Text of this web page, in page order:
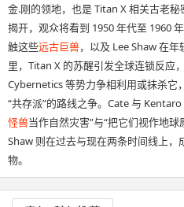
金.刚的领地，也是 Titan X 相关古老
揭开，观众将看到 1950 年代至 1960
触这些远古巨兽，以及 Lee Shaw 在
里，Titan X 的苏醒引发全球连锁反应
Cybernetics 等势力争相利用或抹杀它
“共存派”的路线之争。Cate 与
怪兽当作自然灾害”与“把它们视作地
Shaw 则在过去与现在两条时间线上
物。